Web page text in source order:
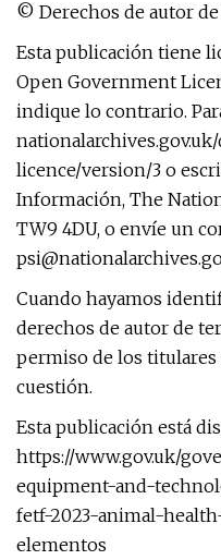
© Derechos de autor de
Esta publicación tiene
Open Government
indique lo contrario.
licence/version/3 o
Información, The
TW9 4DU, o envíe un
Cuando hayamos
derechos de autor de
permiso de los titulares
cuestión.
Esta publicación está
https://www.gov.uk/
equipment-and-
fetf-2023-animal-
elementos